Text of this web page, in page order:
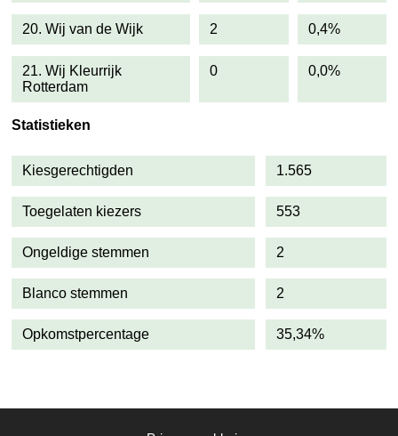
20. Wij van de Wijk 2 0,4%
21. Wij Kleurrijk
Rotterdam
0 0,0%
Statistieken
Kiesgerechtigden 1.565
Toegelaten kiezers 553
Ongeldige stemmen 2
Blanco stemmen 2
Opkomstpercentage 35,34%